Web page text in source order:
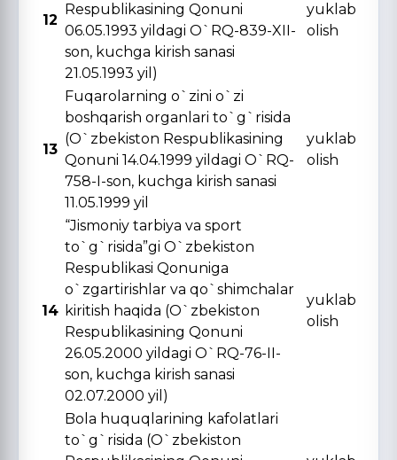
12
Respublikasining Qonuni
06.05.1993 yildagi O`RQ-839-XII-
son, kuchga kirish sanasi
21.05.1993 yil)
yuklab
olish
13
Fuqarolarning o`zini o`zi
boshqarish organlari to`g`risida
(O`zbekiston Respublikasining
Qonuni 14.04.1999 yildagi O`RQ-
758-I-son, kuchga kirish sanasi
11.05.1999 yil
yuklab
olish
14
“Jismoniy tarbiya va sport
to`g`risida”gi O`zbekiston
Respublikasi Qonuniga
o`zgartirishlar va qo`shimchalar
kiritish haqida (O`zbekiston
Respublikasining Qonuni
26.05.2000 yildagi O`RQ-76-II-
son, kuchga kirish sanasi
02.07.2000 yil)
yuklab
olish
Bola huquqlarining kafolatlari
to`g`risida (O`zbekiston